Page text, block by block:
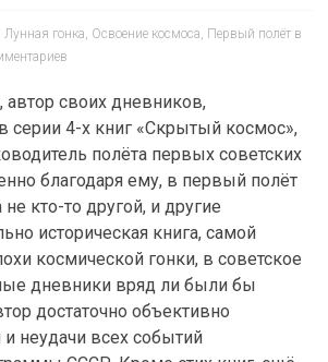
Лунная гонка, Освоение космоса, Первый полёт в
своих дневников,
серии 4-х книг «Скрытый космос»,
полёта первых советских
благодаря ему, в первый полёт
не кто-то другой, и другие
историческая книга, самой
космической гонки, в советское
дневники вряд ли были бы
достаточно объективно
и неудачи всех событий